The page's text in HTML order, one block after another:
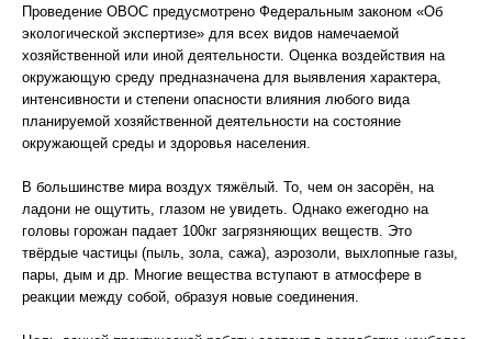
Проведение ОВОС предусмотрено Федеральным законом «Об
экологической экспертизе» для всех видов намечаемой
хозяйственной или иной деятельности. Оценка воздействия на
окружающую среду предназначена для выявления характера,
интенсивности и степени опасности влияния любого вида
планируемой хозяйственной деятельности на состояние
окружающей среды и здоровья населения.
В большинстве мира воздух тяжёлый. То, чем он засорён, на
ладони не ощутить, глазом не увидеть. Однако ежегодно на
головы горожан падает 100кг загрязняющих веществ. Это
твёрдые частицы (пыль, зола, сажа), аэрозоли, выхлопные газы,
пары, дым и др. Многие вещества вступают в атмосфере в
реакции между собой, образуя новые соединения.